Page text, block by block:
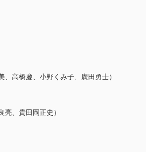
高橋慶、小野くみ子、廣田勇士）
、貴田岡正史）